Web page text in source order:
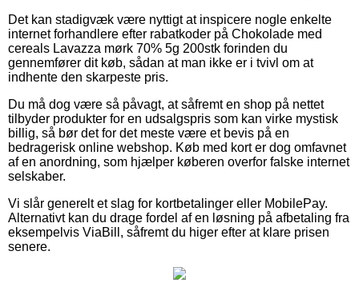
Det kan stadigvæk være nyttigt at inspicere nogle enkelte
internet forhandlere efter rabatkoder på Chokolade med
cereals Lavazza mørk 70% 5g 200stk forinden du
gennemfører dit køb, sådan at man ikke er i tvivl om at
indhente den skarpeste pris.
Du må dog være så påvagt, at såfremt en shop på nettet
tilbyder produkter for en udsalgspris som kan virke mystisk
billig, så bør det for det meste være et bevis på en
bedragerisk online webshop. Køb med kort er dog omfavnet
af en anordning, som hjælper køberen overfor falske internet
selskaber.
Vi slår generelt et slag for kortbetalinger eller MobilePay.
Alternativt kan du drage fordel af en løsning på afbetaling fra
eksempelvis ViaBill, såfremt du higer efter at klare prisen
senere.